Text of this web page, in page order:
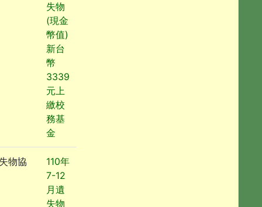
失物
(現金
幣值)
新台
幣
3339
元上
繳校
務基
金
物協
110年
7-12
月遺
失物